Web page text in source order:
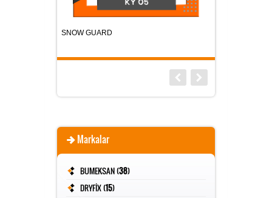
DRYFİX GLASSY 100
Markalar
BUMEKSAN (38)
DRYFİX (15)